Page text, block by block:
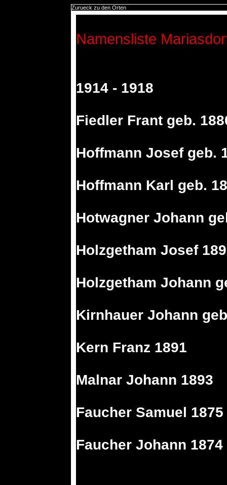
Zurueck zu den Orten
Namensliste
1914 - 1918
Fiedler Frant geb.
Hoffmann Josef geb.
Hoffmann Karl geb.
Hotwagner Johann
Holzgetham Josef
Holzgetham Johann
Kirnhauer Johann
Kern Franz 1891
Malnar Johann 1893
Faucher Samuel 1875
Faucher Johann 1874